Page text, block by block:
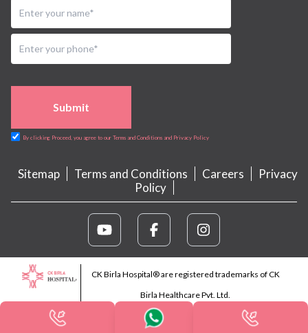
Submit
By clicking Proceed, you agree to our Terms and Conditions and Privacy Policy
Sitemap Terms and Conditions Careers
Privacy
Policy
CK Birla Hospital® are registered trademarks of CK
Birla Healthcare Pvt. Ltd.